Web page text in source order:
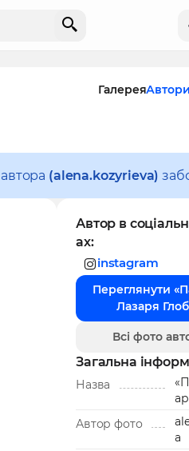
ГалереяАвтори
(alena.kozyrieva)
Автор в
ах:
instagram
Переглянути
Лазаря
Всі фото
Загальна
Назва
Автор фото
a